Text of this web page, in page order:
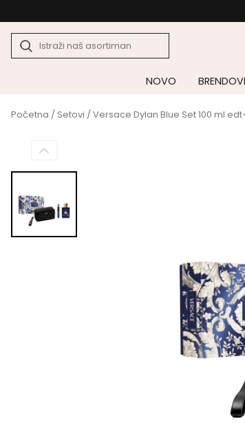
NOVO BRENDOVI
Početna / Setovi / Versace Dylan Blue Set 100 ml